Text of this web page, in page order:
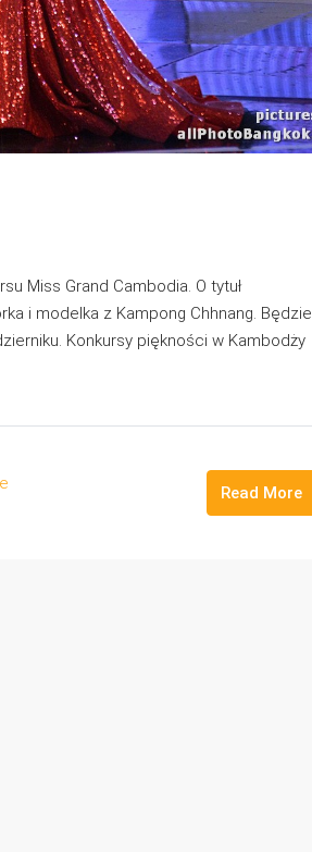
Miss Grand Cambodia. O tytuł
i modelka z Kampong Chhnang. Będzie
Konkursy piękności w Kambodży
Read More